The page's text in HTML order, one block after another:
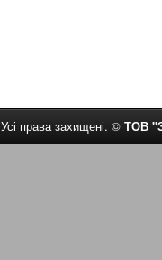
Усі права захищені. © ТОВ